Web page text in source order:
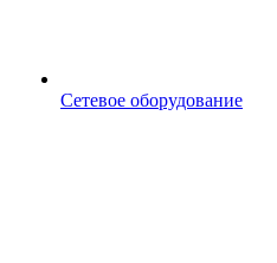
Сетевое оборудование